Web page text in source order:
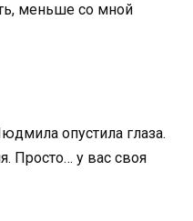
меньше со мной
опустила глаза.
Просто… у вас своя